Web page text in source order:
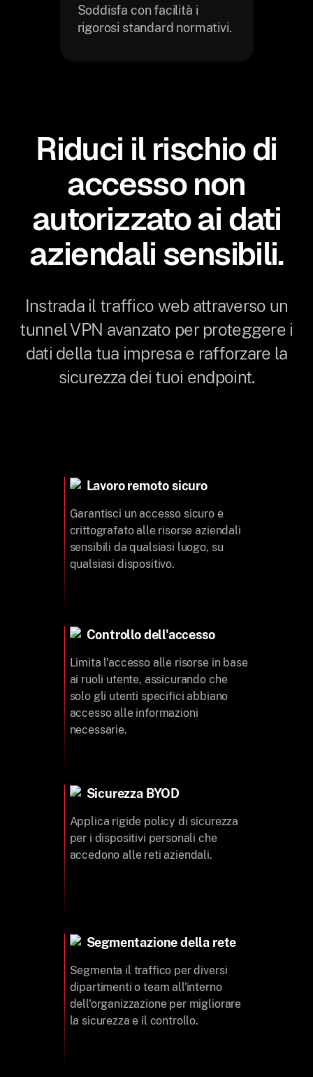
Soddisfa con facilità i
rigorosi standard normativi.
Riduci il rischio di
accesso non
autorizzato ai dati
aziendali sensibili.
Instrada il traffico web attraverso un
tunnel VPN avanzato per proteggere i
dati della tua impresa e rafforzare la
sicurezza dei tuoi endpoint.
Lavoro remoto sicuro
Garantisci un accesso sicuro e
crittografato alle risorse aziendali
sensibili da qualsiasi luogo, su
qualsiasi dispositivo.
Controllo dell'accesso
Limita l'accesso alle risorse in base
ai ruoli utente, assicurando che
solo gli utenti specifici abbiano
accesso alle informazioni
necessarie.
Sicurezza BYOD
Applica rigide policy di sicurezza
per i dispositivi personali che
accedono alle reti aziendali.
Segmentazione della rete
Segmenta il traffico per diversi
dipartimenti o team all'interno
dell'organizzazione per migliorare
la sicurezza e il controllo.